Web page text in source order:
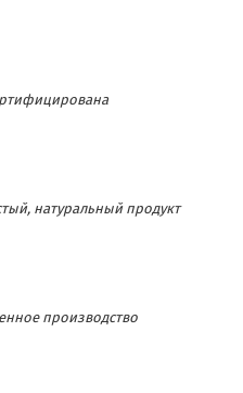
натуральный продукт
производство